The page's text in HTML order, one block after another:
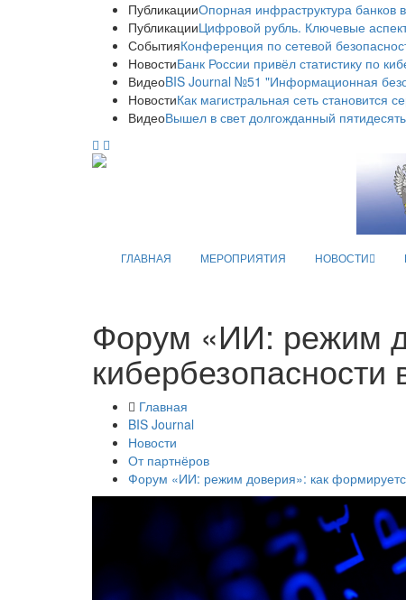
ПубликацииОпорная инфраструктура банков
ПубликацииЦифровой рубль. Ключевые
СобытияКонференция по сетевой
НовостиБанк России привёл статистику по
ВидеоBIS Journal №51 "Информационная
НовостиКак магистральная сеть становится
ВидеоВышел в свет долгожданный
ГЛАВНАЯ МЕРОПРИЯТИЯ НОВОСТИ
Форум «ИИ: режим
кибербезопасности
Главная
BIS Journal
Новости
От партнёров
Форум «ИИ: режим доверия»: как